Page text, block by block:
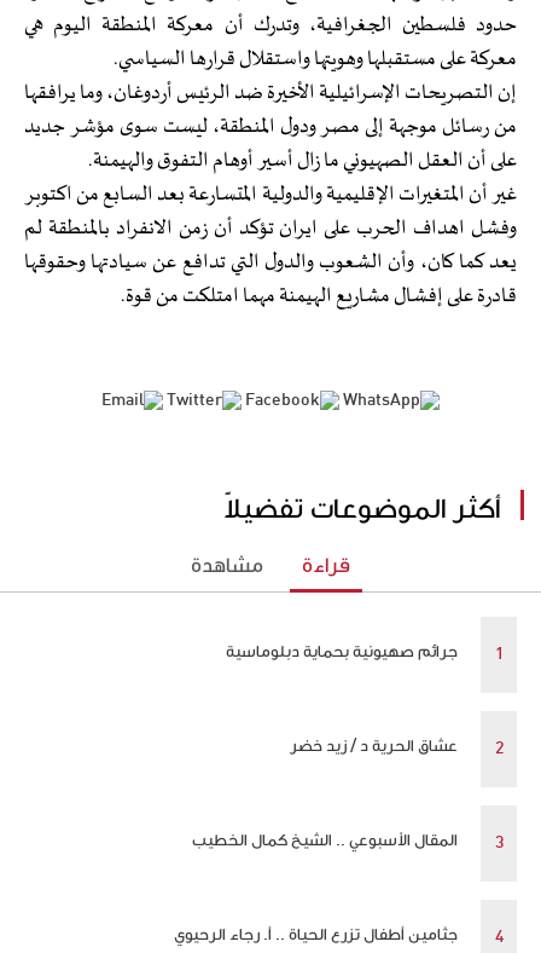
حدود فلسطين الجغرافية، وتدرك أن معركة المنطقة اليوم هي
معركة على مستقبلها وهويتها واستقلال قرارها السياسي.
إن التصريحات الإسرائيلية الأخيرة ضد الرئيس أردوغان، وما يرافقها
من رسائل موجهة إلى مصر ودول المنطقة، ليست سوى مؤشر جديد
على أن العقل الصهيوني ما زال أسير أوهام التفوق والهيمنة.
غير أن المتغيرات الإقليمية والدولية المتسارعة بعد السابع من اكتوبر
وفشل اهداف الحرب على ايران تؤكد أن زمن الانفراد بالمنطقة لم
يعد كما كان، وأن الشعوب والدول التي تدافع عن سيادتها وحقوقها
قادرة على إفشال مشاريع الهيمنة مهما امتلكت من قوة.
أكثر الموضوعات تفضيلاً
قراءة مشاهدة
جرائم صهيونية بحماية دبلوماسية
عشاق الحرية د / زيد خضر
المقال الأسبوعي .. الشيخ كمال الخطيب
جثامين أطفال تزرع الحياة .. أ. رجاء الرحيوي